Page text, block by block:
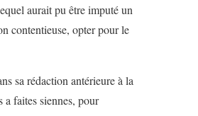
aurait pu être imputé un
contentieuse, opter pour le
sa rédaction antérieure à la
faites siennes, pour